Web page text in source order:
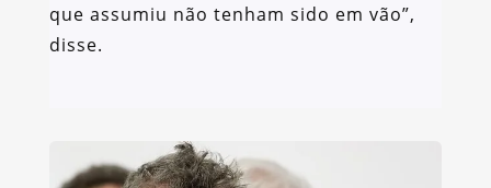
que assumiu não tenham sido em vão”,
disse.